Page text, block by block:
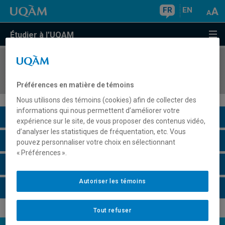
FR EN
Étudier à l'UQAM
COURS//
Description du cours
Horaire - Été 2026
Préférences en matière de témoins
Nous utilisons des témoins (cookies) afin de collecter des
informations qui nous permettent d’améliorer votre
expérience sur le site, de vous proposer des contenus vidéo,
d’analyser les statistiques de fréquentation, etc. Vous
pouvez personnaliser votre choix en sélectionnant
« Préférences ».
Tout refuser
Autoriser les témoins